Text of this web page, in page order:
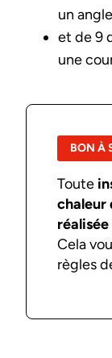
un
et de 9
une
BON À
Toute
chaleur
Cela
règles